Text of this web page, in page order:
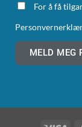
For å få
MELD MEG